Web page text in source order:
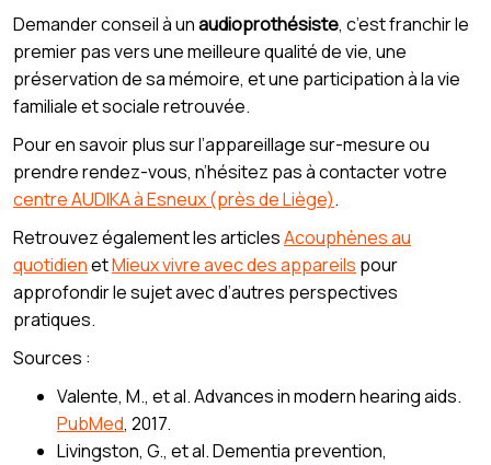
Demander conseil à unaudioprothésiste, c’est franchir le
premier pas vers une meilleure qualité de vie, une
préservation de sa mémoire, et une participation à la vie
familiale et sociale retrouvée.
Pour en savoir plus sur l’appareillage sur-mesure ou
prendre rendez-vous, n’hésitez pas à contacter votre
centre AUDIKA à Esneux (près de Liège).
Retrouvez également les articlesAcouphènes au
quotidienetMieux vivre avec des appareils pour
approfondir le sujet avec d’autres perspectives
pratiques.
Sources :
Valente, M., et al. Advances in modern hearing aids.
PubMed, 2017.
Livingston, G., et al. Dementia prevention,